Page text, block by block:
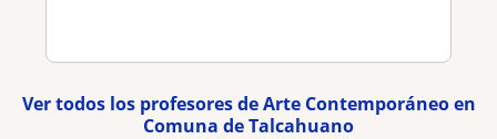
Ver todos los profesores de Arte Contemporáneo en
Comuna de Talcahuano